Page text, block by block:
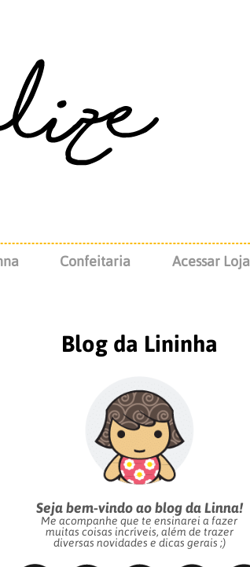
Confeitaria Acessar Loja
Blog da Lininha
Seja bem-vindo ao blog da Linna!
Me acompanhe que te ensinarei a fazer
muitas coisas incríveis, além de trazer
diversas novidades e dicas gerais ;)